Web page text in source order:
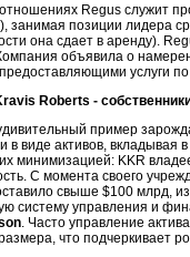
Regus служит
занимая позиции ли­дера
она сдает в аренду).
объя­вила о
услуги по
Roberts -
пример
в виде активов, вкладывая
минимизацией: KKR
С момента своего
свыше $100 млрд,
систему управления и
. Часто управ­ление
что подчеркивает